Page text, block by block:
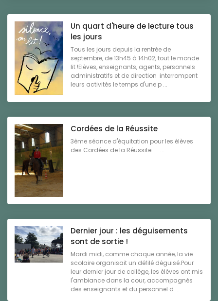
Un quart d'heure de lecture tous
les jours
Tous les jours depuis la rentrée de
septembre, de 13h45 à 14h02, tout le monde
lit !Elèves, enseignants, agents, personnels
administratifs et de direction interrompent
leurs activités le temps d'une p ...
Cordées de la Réussite
3ème séance d'équitation pour les élèves
des Cordées de la Réussite ...
Dernier jour : les déguisements
sont de sortie !
Mardi midi, comme chaque année, la vie
scolaire organisait un défilé déguisé.Pour
leur dernier jour de collège, les élèves ont mis
l'ambiance dans la cour, accompagnés
des enseignants et du personnel d ...